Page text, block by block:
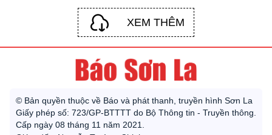
XEM THÊM
© Bản quyền thuộc về Báo và phát thanh, truyền hình Sơn La
Giấy phép số: 723/GP-BTTTT do Bộ Thông tin - Truyền thông.
Cấp ngày 08 tháng 11 năm 2021.